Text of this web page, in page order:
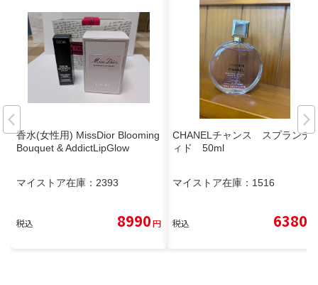
香水(女性用) MissDior Blooming
Bouquet & AddictLipGlow
マイストア在庫： 2393
税込 8990円
CHANELチャンス スプランデ
ィド 50ml
マイストア在庫： 1516
税込 6380